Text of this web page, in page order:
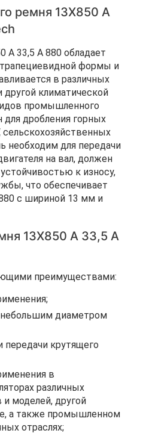
ремня 13Х850 A
A 33,5 А 880 обладает
формы и
в различных
другой климатической
промышленного
дробления горных
необходим для передачи
на вал, должен
к износу,
что обеспечивает
с шириной 13 мм и
13Х850 A 33,5 А
преимуществами:
диаметром
передачи крутящего
в
различных
и моделей, другой
а также промышленном
отраслях;